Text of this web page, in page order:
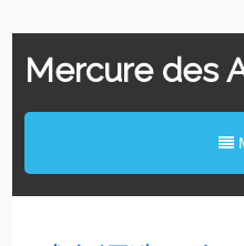
Mercure des